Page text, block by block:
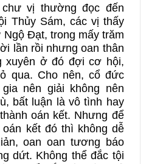
chư vị thường đọc đến
Thủy Sám, các vị thấy
Đạt, trong mấy trăm
lần rồi nhưng oan thân
xuyên ở đó đợi cơ hội,
qua. Cho nên, cổ đức
nên giải không nên
bất luận là vô tình hay
oán kết. Nhưng để
kết đó thì không dễ
oan oan tương báo
dứt. Không thể đắc tội